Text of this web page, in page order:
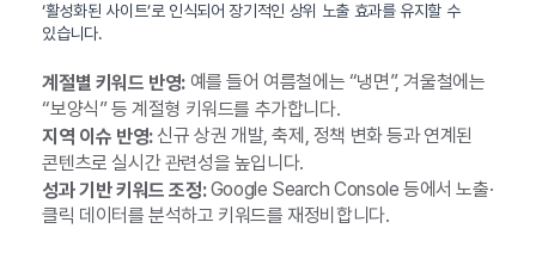
‘활성화된 사이트’로 인식되어 장기적인 상위 노출 효과를 유지할 수
있습니다.
계절별 키워드 반영:예를 들어 여름철에는 “냉면”, 겨울철에는
“보양식” 등 계절형 키워드를 추가합니다.
지역 이슈 반영:신규 상권 개발, 축제, 정책 변화 등과 연계된
콘텐츠로 실시간 관련성을 높입니다.
성과 기반 키워드 조정:Google Search Console 등에서 노출·
클릭 데이터를 분석하고 키워드를 재정비합니다.